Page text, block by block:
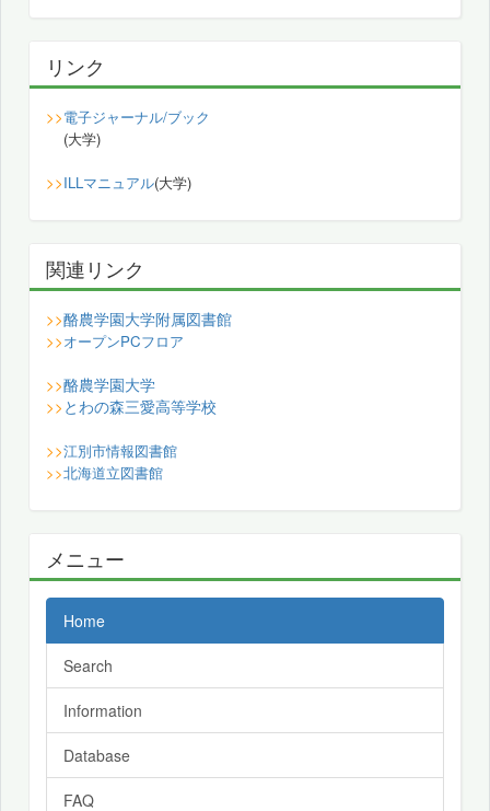
リンク
>>電子ジャーナル/ブック
(大学)
>>ILLマニュアル(大学)
関連リンク
>>酪農学園大学附属図書館
>>オープンPCフロア
>>酪農学園大学
>> とわの森三愛高等学校
>>江別市情報図書館
>>北海道立図書館
メニュー
Home
Search
Information
Database
FAQ